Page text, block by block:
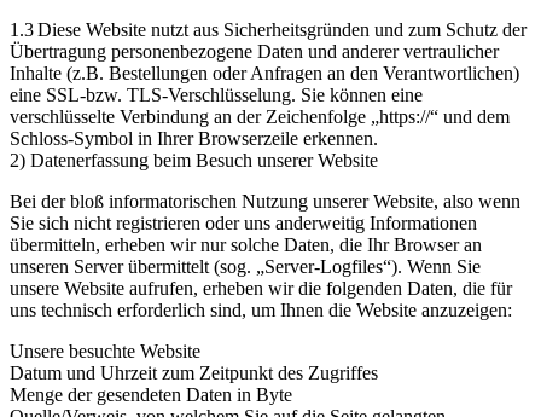
1.3 Diese Website nutzt aus Sicherheitsgründen und zum Schutz der
Übertragung personenbezogene Daten und anderer vertraulicher
Inhalte (z.B. Bestellungen oder Anfragen an den Verantwortlichen)
eine SSL-bzw. TLS-Verschlüsselung. Sie können eine
verschlüsselte Verbindung an der Zeichenfolge „https://“ und dem
Schloss-Symbol in Ihrer Browserzeile erkennen.
2) Datenerfassung beim Besuch unserer Website
Bei der bloß informatorischen Nutzung unserer Website, also wenn
Sie sich nicht registrieren oder uns anderweitig Informationen
übermitteln, erheben wir nur solche Daten, die Ihr Browser an
unseren Server übermittelt (sog. „Server-Logfiles“). Wenn Sie
unsere Website aufrufen, erheben wir die folgenden Daten, die für
uns technisch erforderlich sind, um Ihnen die Website anzuzeigen:
Unsere besuchte Website
Datum und Uhrzeit zum Zeitpunkt des Zugriffes
Menge der gesendeten Daten in Byte